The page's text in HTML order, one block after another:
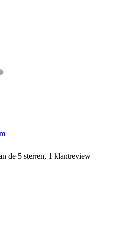
de 5 sterren, 1 klantreview